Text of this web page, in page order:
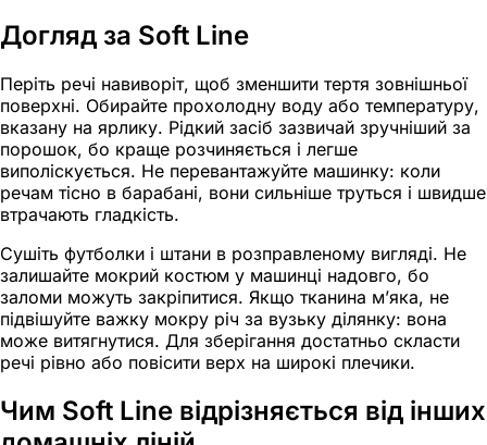
Догляд за Soft Line
Періть речі навиворіт, щоб зменшити тертя зовнішньої
поверхні. Обирайте прохолодну воду або температуру,
вказану на ярлику. Рідкий засіб зазвичай зручніший за
порошок, бо краще розчиняється і легше
виполіскується. Не перевантажуйте машинку: коли
речам тісно в барабані, вони сильніше труться і швидше
втрачають гладкість.
Сушіть футболки і штани в розправленому вигляді. Не
залишайте мокрий костюм у машинці надовго, бо
заломи можуть закріпитися. Якщо тканина м’яка, не
підвішуйте важку мокру річ за вузьку ділянку: вона
може витягнутися. Для зберігання достатньо скласти
речі рівно або повісити верх на широкі плечики.
Чим Soft Line відрізняється від інших